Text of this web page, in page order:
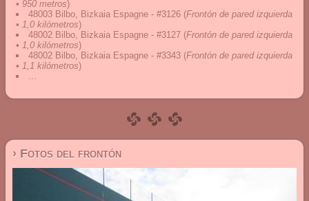
• 950 metros)
48003 Bilbo, Bizkaia Espagne - #3126 (Frontón de pared izquierda
• 1,0 kilómetros)
48002 Bilbo, Bizkaia Espagne - #3127 (Frontón de pared izquierda
• 1,0 kilómetros)
48002 Bilbo, Bizkaia Espagne - #3343 (Frontón de pared izquierda
• 1,1 kilómetros)
...
› Fotos del frontón